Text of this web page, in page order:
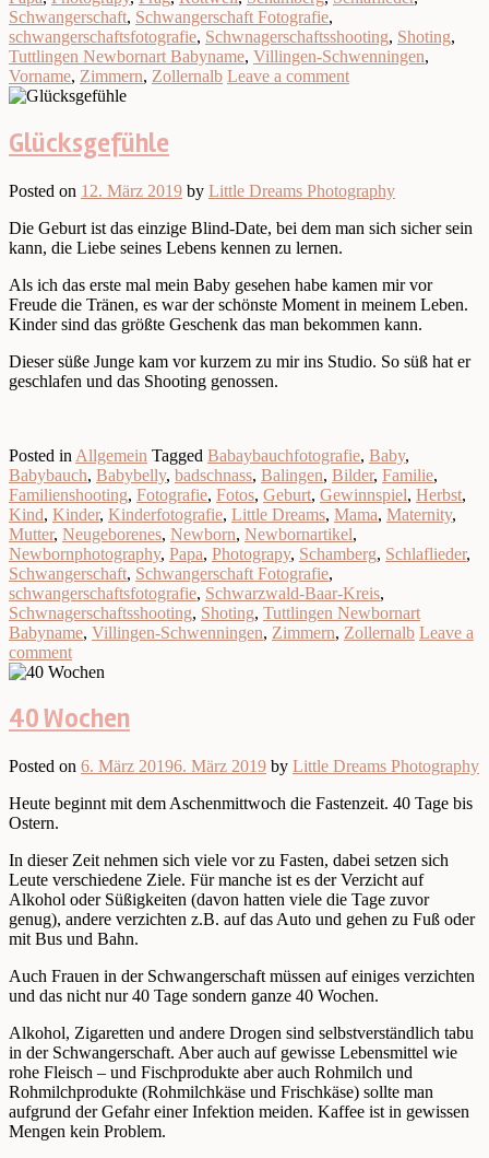
Schwangerschaft, Schwangerschaft Fotografie,
schwangerschaftsfotografie, Schwnagerschaftsshooting, Shoting,
Tuttlingen Newbornart Babyname, Villingen-Schwenningen,
Vorname, Zimmern, Zollernalb Leave a comment
Glücksgefühle
Posted on 12. März 2019 by Little Dreams Photography
Die Geburt ist das einzige Blind-Date, bei dem man sich sicher sein
kann, die Liebe seines Lebens kennen zu lernen.
Als ich das erste mal mein Baby gesehen habe kamen mir vor
Freude die Tränen, es war der schönste Moment in meinem Leben.
Kinder sind das größte Geschenk das man bekommen kann.
Dieser süße Junge kam vor kurzem zu mir ins Studio. So süß hat er
geschlafen und das Shooting genossen.
Posted in Allgemein Tagged Babaybauchfotografie, Baby,
Babybauch, Babybelly, badschnass, Balingen, Bilder, Familie,
Familienshooting, Fotografie, Fotos, Geburt, Gewinnspiel, Herbst,
Kind, Kinder, Kinderfotografie, Little Dreams, Mama, Maternity,
Mutter, Neugeborenes, Newborn, Newbornartikel,
Newbornphotography, Papa, Photograpy, Schamberg, Schlaflieder,
Schwangerschaft, Schwangerschaft Fotografie,
schwangerschaftsfotografie, Schwarzwald-Baar-Kreis,
Schwnagerschaftsshooting, Shoting, Tuttlingen Newbornart
Babyname, Villingen-Schwenningen, Zimmern, Zollernalb Leave a
comment
40 Wochen
Posted on 6. März 20196. März 2019 by Little Dreams Photography
Heute beginnt mit dem Aschenmittwoch die Fastenzeit. 40 Tage bis
Ostern.
In dieser Zeit nehmen sich viele vor zu Fasten, dabei setzen sich
Leute verschiedene Ziele. Für manche ist es der Verzicht auf
Alkohol oder Süßigkeiten (davon hatten viele die Tage zuvor
genug), andere verzichten z.B. auf das Auto und gehen zu Fuß oder
mit Bus und Bahn.
Auch Frauen in der Schwangerschaft müssen auf einiges verzichten
und das nicht nur 40 Tage sondern ganze 40 Wochen.
Alkohol, Zigaretten und andere Drogen sind selbstverständlich tabu
in der Schwangerschaft. Aber auch auf gewisse Lebensmittel wie
rohe Fleisch – und Fischprodukte aber auch Rohmilch und
Rohmilchprodukte (Rohmilchkäse und Frischkäse) sollte man
aufgrund der Gefahr einer Infektion meiden. Kaffee ist in gewissen
Mengen kein Problem.